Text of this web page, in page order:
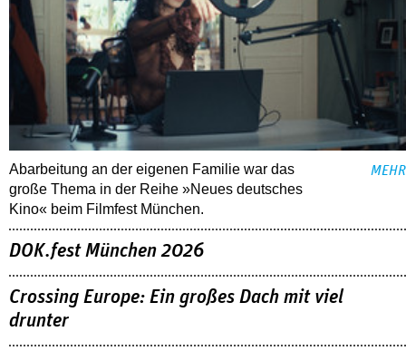
Abarbeitung an der eigenen Familie war das
große Thema in der Reihe »Neues deutsches
Kino« beim Filmfest München.
MEHR
DOK.fest München 2026
Crossing Europe: Ein großes Dach mit viel
drunter